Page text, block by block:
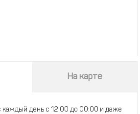
На карте
каждый день с 12:00 до 00:00 и даже